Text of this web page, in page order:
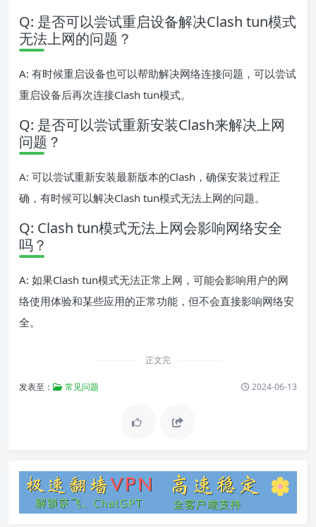
Q: 是否可以尝试重启设备解决Clash tun模式
无法上网的问题？
A: 有时候重启设备也可以帮助解决网络连接问题，可以尝试
重启设备后再次连接Clash tun模式。
Q: 是否可以尝试重新安装Clash来解决上网
问题？
A: 可以尝试重新安装最新版本的Clash，确保安装过程正
确，有时候可以解决Clash tun模式无法上网的问题。
Q: Clash tun模式无法上网会影响网络安全
吗？
A: 如果Clash tun模式无法正常上网，可能会影响用户的网
络使用体验和某些应用的正常功能，但不会直接影响网络安
全。
正文完
发表至： 常见问题 2024-06-13